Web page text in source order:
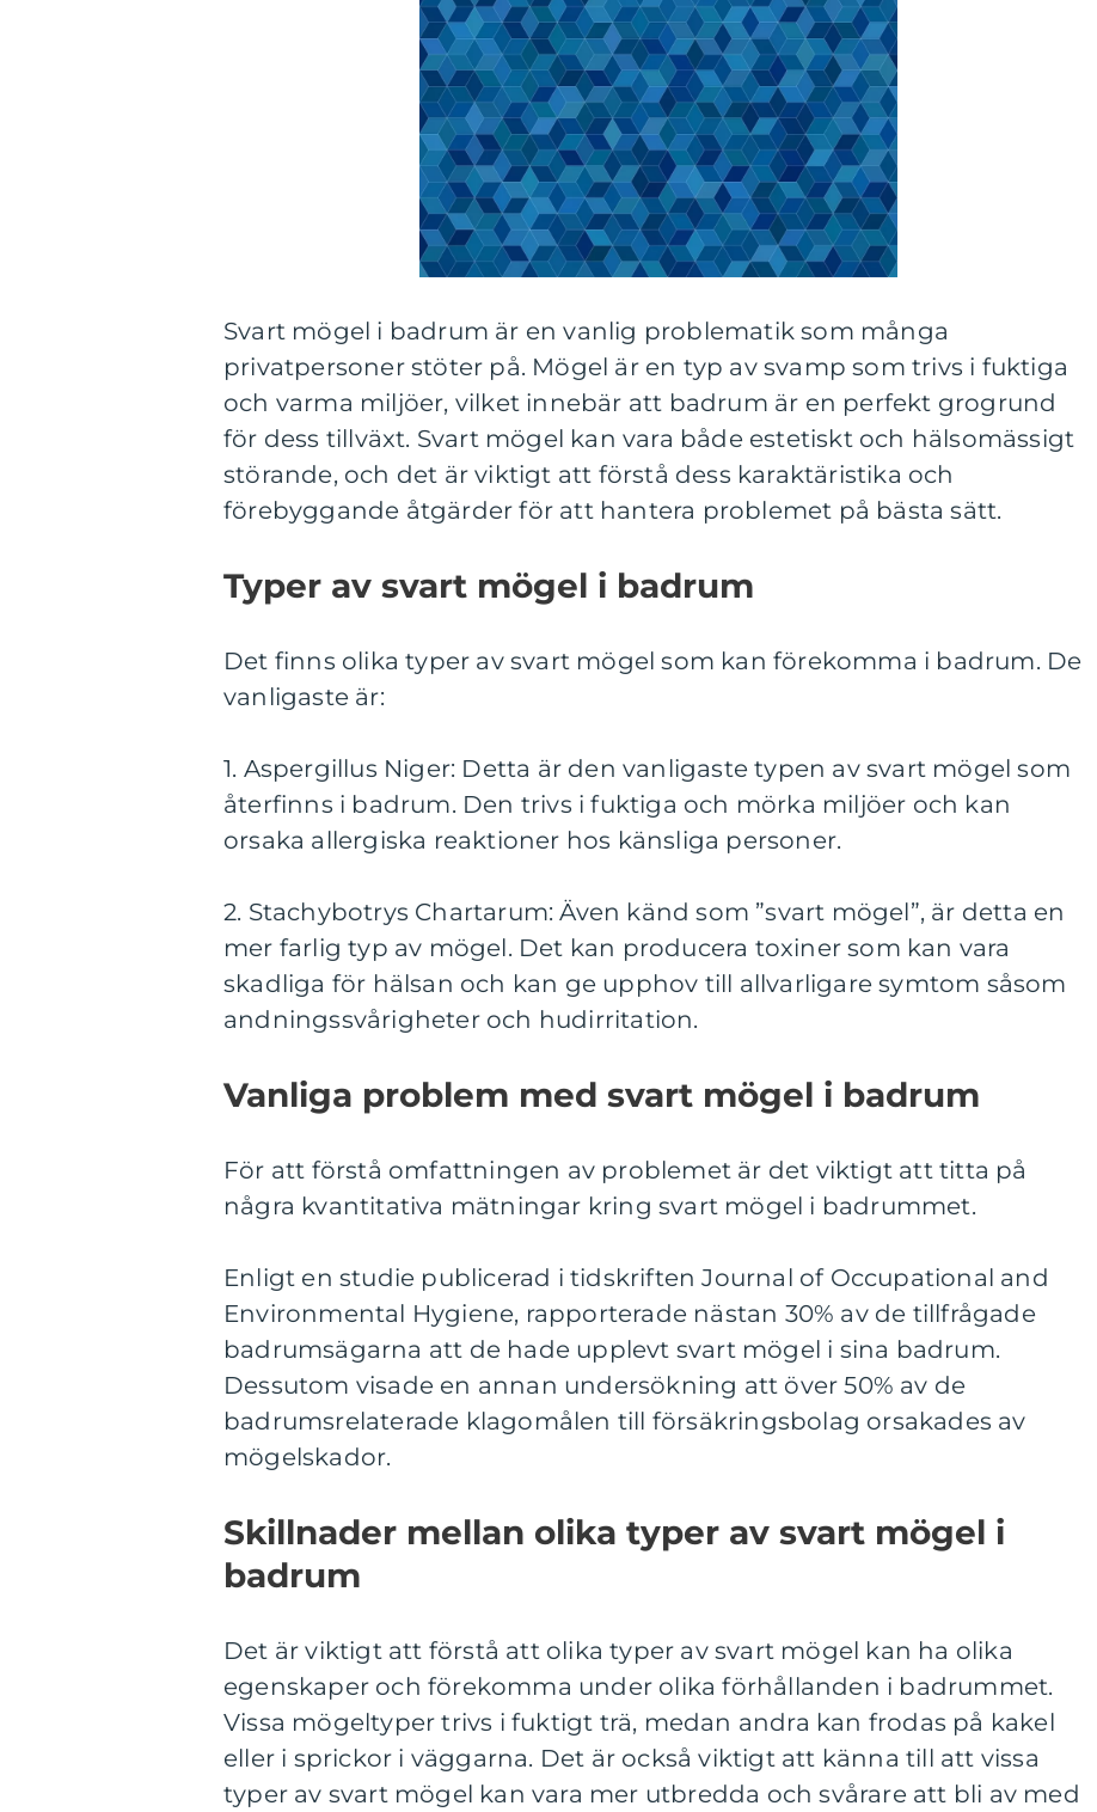
Svart mögel i badrum är en vanlig problematik som många
privatpersoner stöter på. Mögel är en typ av svamp som trivs i fuktiga
och varma miljöer, vilket innebär att badrum är en perfekt grogrund
för dess tillväxt. Svart mögel kan vara både estetiskt och hälsomässigt
störande, och det är viktigt att förstå dess karaktäristika och
förebyggande åtgärder för att hantera problemet på bästa sätt.
Typer av svart mögel i badrum
Det finns olika typer av svart mögel som kan förekomma i badrum. De
vanligaste är:
1. Aspergillus Niger: Detta är den vanligaste typen av svart mögel som
återfinns i badrum. Den trivs i fuktiga och mörka miljöer och kan
orsaka allergiska reaktioner hos känsliga personer.
2. Stachybotrys Chartarum: Även känd som ”svart mögel”, är detta en
mer farlig typ av mögel. Det kan producera toxiner som kan vara
skadliga för hälsan och kan ge upphov till allvarligare symtom såsom
andningssvårigheter och hudirritation.
Vanliga problem med svart mögel i badrum
För att förstå omfattningen av problemet är det viktigt att titta på
några kvantitativa mätningar kring svart mögel i badrummet.
Enligt en studie publicerad i tidskriften Journal of Occupational and
Environmental Hygiene, rapporterade nästan 30% av de tillfrågade
badrumsägarna att de hade upplevt svart mögel i sina badrum.
Dessutom visade en annan undersökning att över 50% av de
badrumsrelaterade klagomålen till försäkringsbolag orsakades av
mögelskador.
Skillnader mellan olika typer av svart mögel i
badrum
Det är viktigt att förstå att olika typer av svart mögel kan ha olika
egenskaper och förekomma under olika förhållanden i badrummet.
Vissa mögeltyper trivs i fuktigt trä, medan andra kan frodas på kakel
eller i sprickor i väggarna. Det är också viktigt att känna till att vissa
typer av svart mögel kan vara mer utbredda och svårare att bli av med